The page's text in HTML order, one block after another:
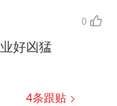
0
好凶猛
4条跟贴